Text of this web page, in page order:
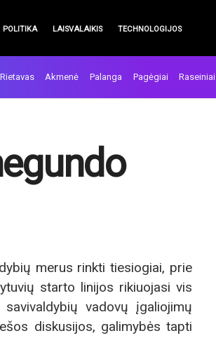
POLITIKA LAISVALAIKIS TECHNOLOGIJOS
Rietavas Akmenė Palanga Pagėgiai Raseiniai
merus rinkti tiesiogiai, prie
starto linijos rikiuojasi vis
vadovų įgaliojimų
diskusijos, galimybės tapti